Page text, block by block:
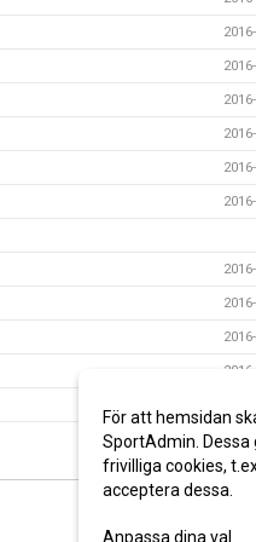
För att hemsidan
SportAdmin. Dessa
frivilliga cookies,
acceptera dessa.
Anpassa dina val